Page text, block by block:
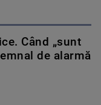
Când „sunt
de alarmă